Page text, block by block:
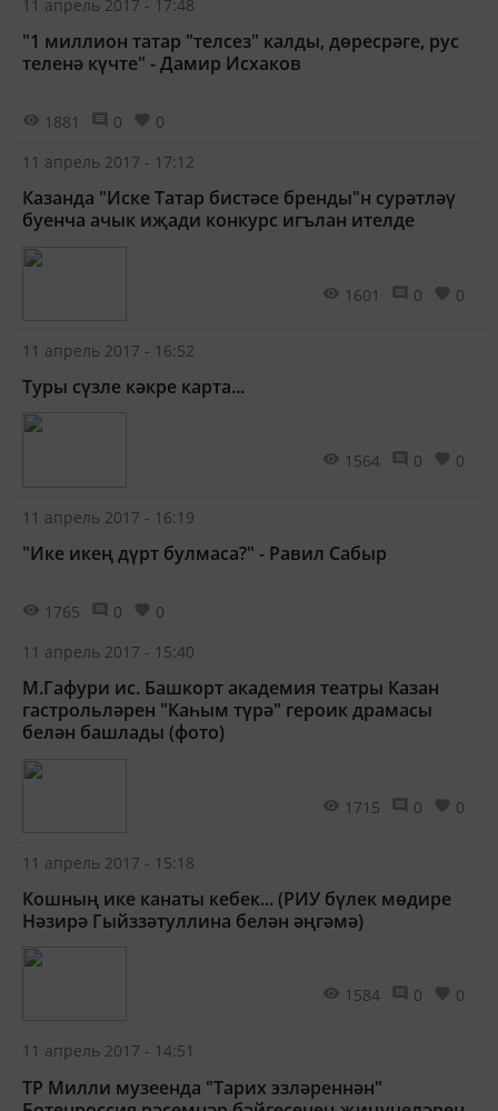
11 апрель 2017 - 17:48
"1 миллион татар "телсез" калды, дөресрәге, рус
теленә күчте" - Дамир Исхаков
1881 0
0
11 апрель 2017 - 17:12
Казанда "Иске Татар бистәсе бренды"н сурәтләү
буенча ачык иҗади конкурс игълан ителде
1601 0 0
11 апрель 2017 - 16:52
Туры сүзле кәкре карта...
1564 0 0
11 апрель 2017 - 16:19
"Ике икең дүрт булмаса?" - Равил Сабыр
1765 0
0
11 апрель 2017 - 15:40
М.Гафури ис. Башкорт академия театры Казан
гастрольләрен "Каһым түрә" героик драмасы
белән башлады (фото)
1715 0 0
11 апрель 2017 - 15:18
Кошның ике канаты кебек... (РИУ бүлек мөдире
Нәзирә Гыйззәтуллина белән әңгәмә)
1584 0 0
11 апрель 2017 - 14:51
ТР Милли музеенда "Тарих эзләреннән"